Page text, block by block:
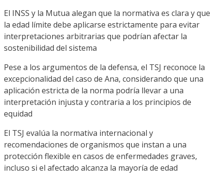
El INSS y la Mutua alegan que la normativa es clara y que
la edad límite debe aplicarse estrictamente para evitar
interpretaciones arbitrarias que podrían afectar la
sostenibilidad del sistema
Pese a los argumentos de la defensa, el TSJ reconoce la
excepcionalidad del caso de Ana, considerando que una
aplicación estricta de la norma podría llevar a una
interpretación injusta y contraria a los principios de
equidad
El TSJ evalúa la normativa internacional y
recomendaciones de organismos que instan a una
protección flexible en casos de enfermedades graves,
incluso si el afectado alcanza la mayoría de edad